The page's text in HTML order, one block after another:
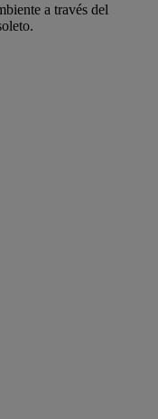
a través del